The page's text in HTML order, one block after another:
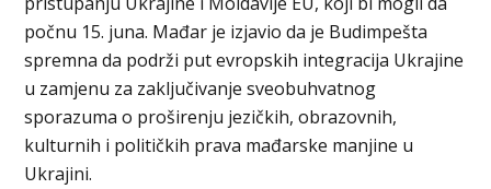
počnu 15. juna. Mađar je izjavio da je Budimpešta
spremna da podrži put evropskih integracija Ukrajine
u zamjenu za zaključivanje sveobuhvatnog
sporazuma o proširenju jezičkih, obrazovnih,
kulturnih i političkih prava mađarske manjine u
Ukrajini.